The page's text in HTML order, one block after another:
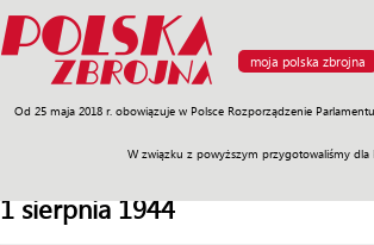
moja polska zbrojna
Od 25 maja 2018 r. obowiązuje w Polsce Rozporządzenie
W związku z powyższym przygotowaliśmy
Armia Poligon Sprzęt Misje Polityka
1 sierpnia 1944